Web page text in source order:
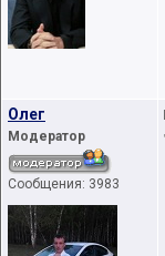
Oлег
Модератор
Сообщения: 3983